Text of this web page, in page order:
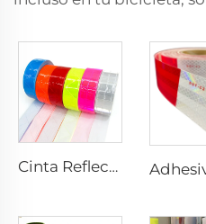
Cinta Reflectante de PVC con Diseño Cuadros, Tela Reflectante para Chaquetas, Prendas, Chalecos y Bolsos